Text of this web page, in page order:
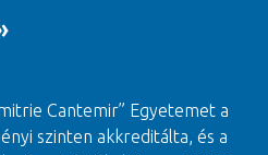
Cantemir” Egyetemet a
szinten akkreditálta, és a